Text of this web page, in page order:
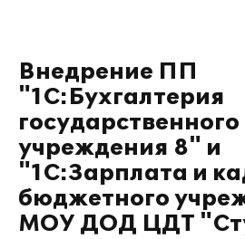
Внедрение ПП
"1С:Бухгалтерия
государственного
учреждения 8" и
"1С:Зарплата и
бюджетного
МОУ ДОД ЦДТ